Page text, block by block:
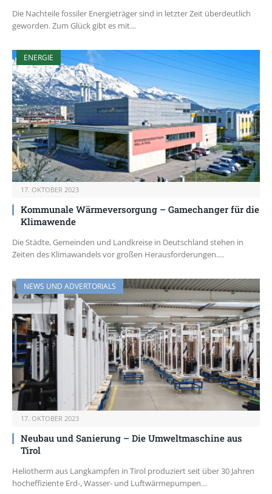
Die Nachteile fossiler Energieträger sind in letzter Zeit überdeutlich
geworden. Zum Glück gibt es mit…
ENERGIE
17. OKTOBER 2023
Kommunale Wärmeversorgung – Gamechanger für die
Klimawende
Die Städte, Gemeinden und Landkreise in Deutschland stehen in
Zeiten des Klimawandels vor großen Herausforderungen.…
NEWS UND ADVERTORIALS
17. OKTOBER 2023
Neubau und Sanierung – Die Umweltmaschine aus
Tirol
Heliotherm aus Langkampfen in Tirol produziert seit über 30 Jahren
hocheffiziente Erd-, Wasser- und Luftwärmepumpen…